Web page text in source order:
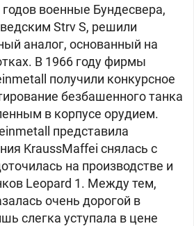
военные Бундесвера,
Strv S, решили
аналог, основанный на
В 1966 году фирмы
получили конкурсное
безбашенного танка
в корпусе орудием.
представила
KraussMaffei снялась с
на производстве и
Leopard 1. Между тем,
очень дорогой в
слегка уступала в цене